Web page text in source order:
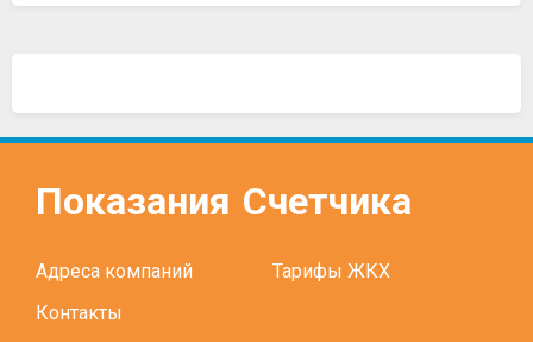
Показания Счетчика
Адреса компаний
Тарифы ЖКХ
Контакты